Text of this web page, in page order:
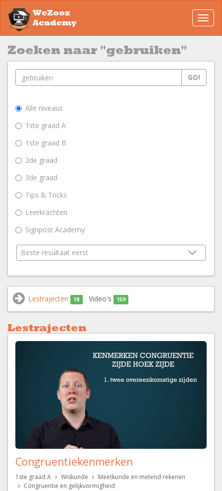
WeZooz
Academy
Zoeken naar "gebruiken"
GO!
Alle niveaus
1ste graad A
1ste graad B
2de graad
3de graad
Tips & Tricks
Leerkrachten
Signpost Academy
Lestrajecten 18 Video's 159
Lestrajecten
Congruentiekenmerken
1ste graad A Wiskunde
Meetkunde en metend rekenen
Congruentie en gelijkvormigheid